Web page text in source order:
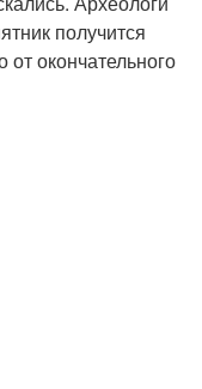
получится
от окончательного